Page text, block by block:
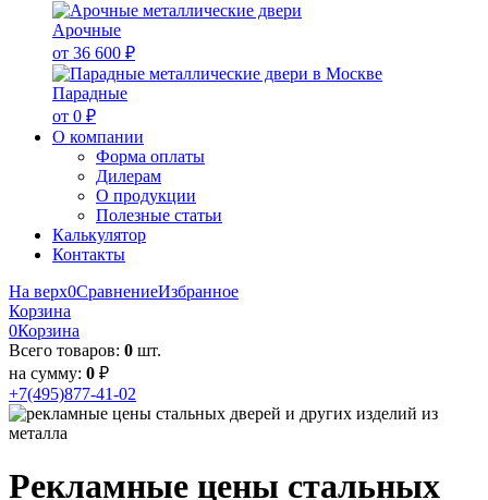
Арочные
от 36 600 ₽
Парадные
от 0 ₽
О компании
Форма оплаты
Дилерам
О продукции
Полезные статьи
Калькулятор
Контакты
На верх0СравнениеИзбранное
Корзина
0Корзина
Всего товаров: 0 шт.
на сумму: 0 ₽
+7(495)877-41-02
Рекламные цены стальных